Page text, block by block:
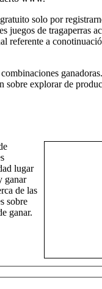
solo por
juegos de tragaperras
referente a
sobre explorar de
lugar
ganar
de las
sobre
ganar.